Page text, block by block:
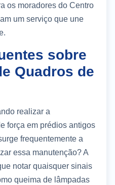
os moradores do Centro
um serviço que une
sobre
Quadros de
realizar a
força em prédios antigos
frequentemente a
essa manutenção? A
notar quaisquer sinais
queima de lâmpadas